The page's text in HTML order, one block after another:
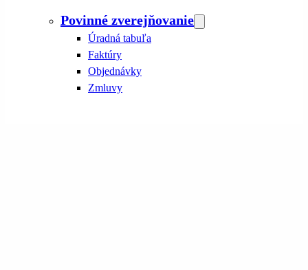
Povinné zverejňovanie
Úradná tabuľa
Faktúry
Objednávky
Zmluvy